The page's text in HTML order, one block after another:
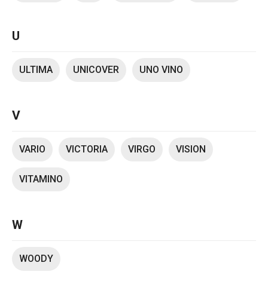
U
ULTIMA UNICOVER UNO VINO
V
VARIO VICTORIA VIRGO VISION
VITAMINO
W
WOODY